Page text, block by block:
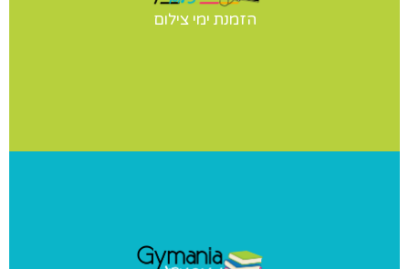
הזמנת ימי צילום
יש לכם תחרות? הופעה? מעוניינים בצילומי סטודיו לנבחרת
פרוייקטים ומאגר מידע